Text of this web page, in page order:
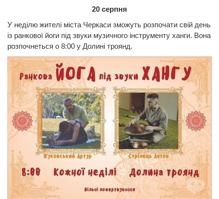
20 серпня
У неділю жителі міста Черкаси зможуть розпочати свій день
із ранкової йоги під звуки музичного інструменту ханги. Вона
розпочнеться о 8:00 у Долині троянд.